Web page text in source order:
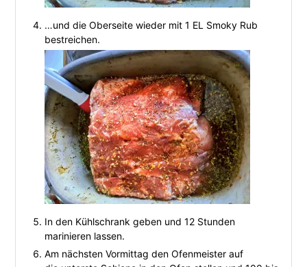
…und die Oberseite wieder mit 1 EL Smoky Rub
bestreichen.
In den Kühlschrank geben und 12 Stunden
marinieren lassen.
Am nächsten Vormittag den Ofenmeister auf